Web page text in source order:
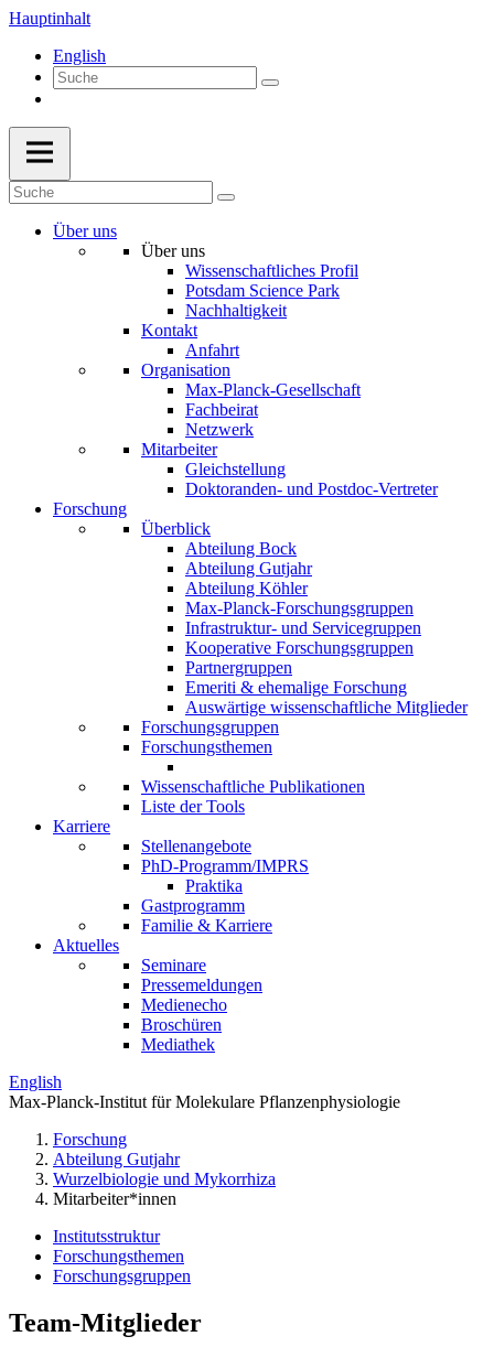
Hauptinhalt
English
Über uns
Über uns
Wissenschaftliches Profil
Potsdam Science Park
Nachhaltigkeit
Kontakt
Anfahrt
Organisation
Max-Planck-Gesellschaft
Fachbeirat
Netzwerk
Mitarbeiter
Gleichstellung
Doktoranden- und Postdoc-Vertreter
Forschung
Überblick
Abteilung Bock
Abteilung Gutjahr
Abteilung Köhler
Max-Planck-Forschungsgruppen
Infrastruktur- und Servicegruppen
Kooperative Forschungsgruppen
Partnergruppen
Emeriti & ehemalige Forschung
Auswärtige wissenschaftliche Mitglieder
Forschungsgruppen
Forschungsthemen
Wissenschaftliche Publikationen
Liste der Tools
Karriere
Stellenangebote
PhD-Programm/IMPRS
Praktika
Gastprogramm
Familie & Karriere
Aktuelles
Seminare
Pressemeldungen
Medienecho
Broschüren
Mediathek
English
Max-Planck-Institut für Molekulare Pflanzenphysiologie
Forschung
Abteilung Gutjahr
Wurzelbiologie und Mykorrhiza
Mitarbeiter*innen
Institutsstruktur
Forschungsthemen
Forschungsgruppen
Team-Mitglieder